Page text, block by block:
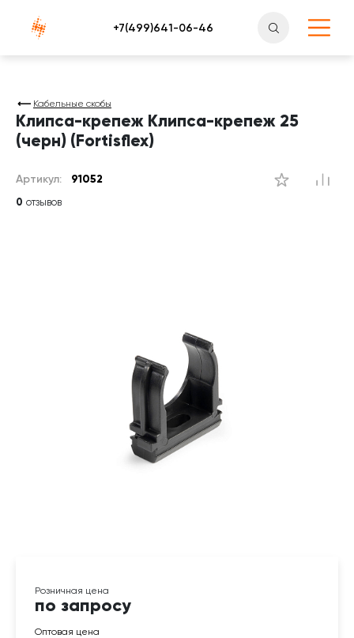
Атлантснаб
Кабельные скобы
Клипса-крепеж Клипса-крепеж 25
(черн) (Fortisflex)
Артикул: 91052
по запросу